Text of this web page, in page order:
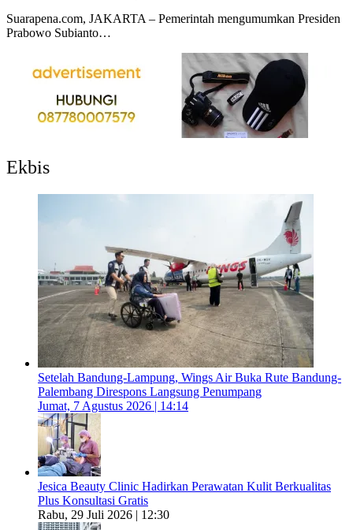
Suarapena.com, JAKARTA – Pemerintah mengumumkan Presiden
Prabowo Subianto…
Ekbis
Setelah Bandung-Lampung, Wings Air Buka Rute Bandung-
Palembang Direspons Langsung Penumpang
Jumat, 7 Agustus 2026 | 14:14
Jesica Beauty Clinic Hadirkan Perawatan Kulit Berkualitas
Plus Konsultasi Gratis
Rabu, 29 Juli 2026 | 12:30